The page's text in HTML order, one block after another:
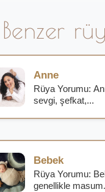
Benzer
Anne
Rüya Yorumu:
sevgi, şefkat,...
Bebek
Rüya Yorumu:
genellikle